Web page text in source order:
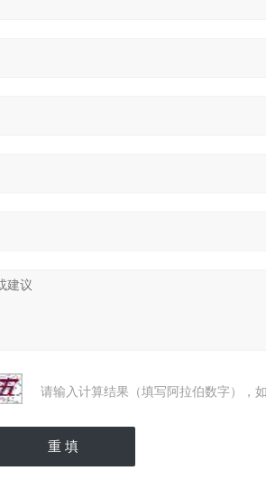
请输入计算结果（填写阿拉伯数字），